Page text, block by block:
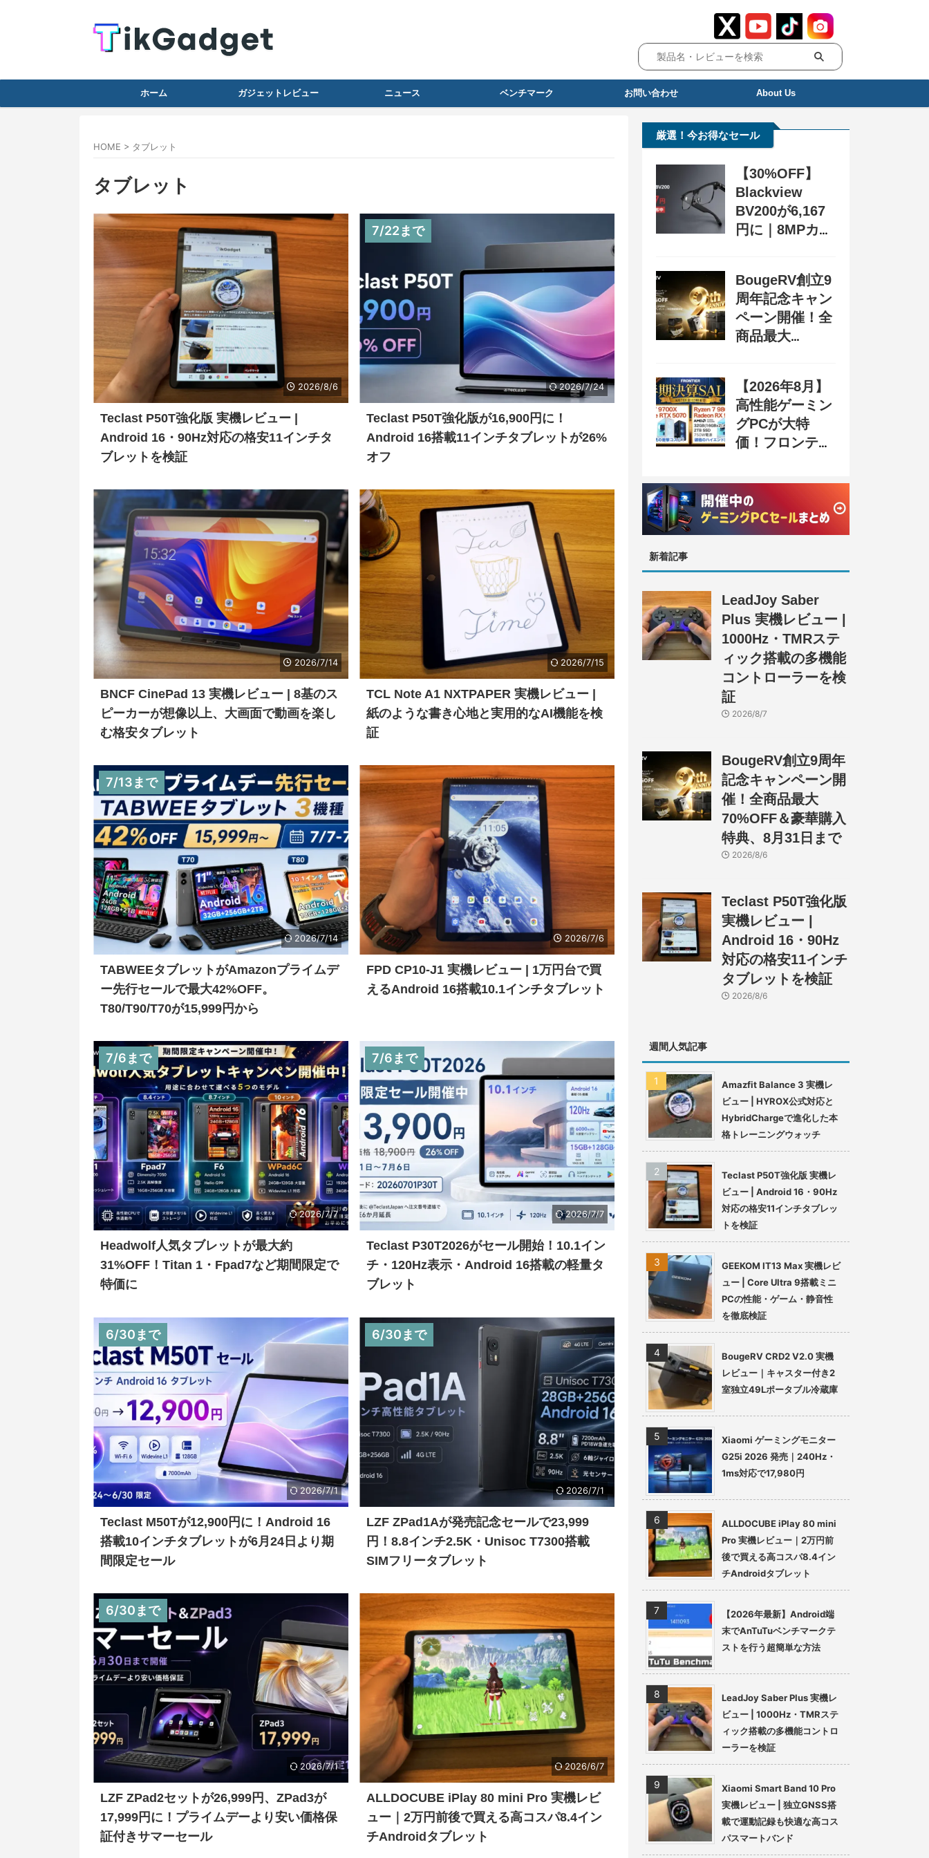
ホーム ガジェットレビュー ニュース ベンチマーク お問い合わせ About Us
HOME > タブレット
タブレット
2026/8/6
Teclast P50T強化版 実機レビュー |
Android 16・90Hz対応の格安11インチタ
ブレットを検証
7/22まで
2026/7/24
Teclast P50T強化版が16,900円に！
Android 16搭載11インチタブレットが26%
オフ
2026/7/14
BNCF CinePad 13 実機レビュー | 8基のス
ピーカーが想像以上、大画面で動画を楽し
む格安タブレット
2026/7/15
TCL Note A1 NXTPAPER 実機レビュー |
紙のような書き心地と実用的なAI機能を検
証
7/13まで
2026/7/14
TABWEEタブレットがAmazonプライムデ
ー先行セールで最大42%OFF。
T80/T90/T70が15,999円から
2026/7/6
FPD CP10-J1 実機レビュー | 1万円台で買
えるAndroid 16搭載10.1インチタブレット
7/6まで
2026/7/7
Headwolf人気タブレットが最大約
31%OFF！Titan 1・Fpad7など期間限定で
特価に
7/6まで
2026/7/7
Teclast P30T2026がセール開始！10.1イン
チ・120Hz表示・Android 16搭載の軽量タ
ブレット
6/30まで
2026/7/1
Teclast M50Tが12,900円に！Android 16
搭載10インチタブレットが6月24日より期
間限定セール
6/30まで
2026/7/1
LZF ZPad1Aが発売記念セールで23,999
円！8.8インチ2.5K・Unisoc T7300搭載
SIMフリータブレット
6/30まで
2026/7/1
LZF ZPad2セットが26,999円、ZPad3が
17,999円に！プライムデーより安い価格保
証付きサマーセール
2026/6/7
ALLDOCUBE iPlay 80 mini Pro 実機レビ
ュー｜2万円前後で買える高コスパ8.4イン
チAndroidタブレット
厳選！今お得なセール
【30%OFF】
Blackview
BV200が6,167
円に｜8MPカメ
ン配布中
BougeRV創立9
周年記念キャン
ペーン開催！全
商品最大
31日まで
【2026年8月】
高性能ゲーミン
グPCが大特
価！フロンティ
SALE』開催、
セール情報まと
め
新着記事
LeadJoy Saber
Plus 実機レビュー |
1000Hz・TMRステ
ィック搭載の多機能
コントローラーを検
証
2026/8/7
BougeRV創立9周年
記念キャンペーン開
催！全商品最大
70%OFF＆豪華購入
特典、8月31日まで
2026/8/6
Teclast P50T強化版
実機レビュー |
Android 16・90Hz
対応の格安11インチ
タブレットを検証
2026/8/6
週間人気記事
Amazfit Balance 3 実機レ
ビュー | HYROX公式対応と
HybridChargeで進化した本
格トレーニングウォッチ
Teclast P50T強化版 実機レ
ビュー | Android 16・90Hz
対応の格安11インチタブレッ
トを検証
GEEKOM IT13 Max 実機レビ
ュー | Core Ultra 9搭載ミニ
PCの性能・ゲーム・静音性
を徹底検証
BougeRV CRD2 V2.0 実機
レビュー｜キャスター付き2
室独立49Lポータブル冷蔵庫
Xiaomi ゲーミングモニター
G25i 2026 発売｜240Hz・
1ms対応で17,980円
ALLDOCUBE iPlay 80 mini
Pro 実機レビュー｜2万円前
後で買える高コスパ8.4イン
チAndroidタブレット
【2026年最新】Android端
末でAnTuTuベンチマークテ
ストを行う超簡単な方法
LeadJoy Saber Plus 実機レ
ビュー | 1000Hz・TMRステ
ィック搭載の多機能コントロ
ーラーを検証
Xiaomi Smart Band 10 Pro
実機レビュー | 独立GNSS搭
載で運動記録も快適な高コス
パスマートバンド